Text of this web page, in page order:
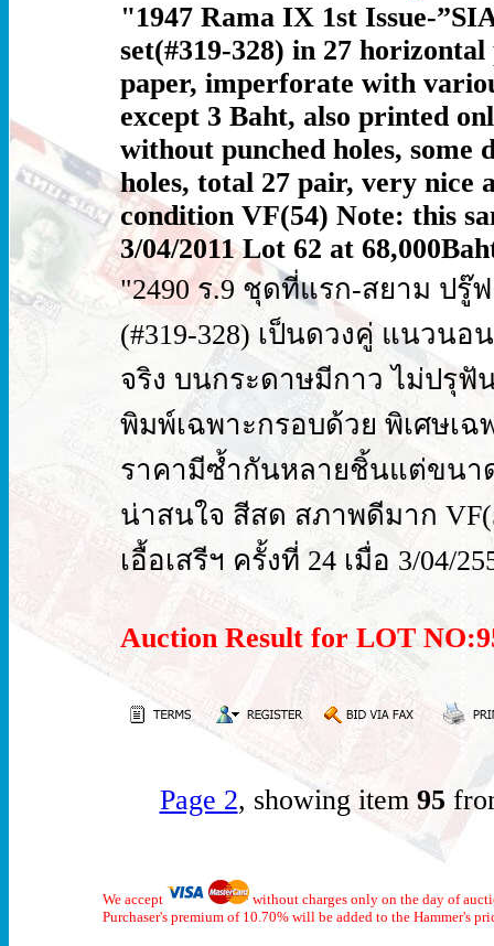
"1947 Rama IX 1st Issue-
set(#319-328) in 27
paper, imperforate with
except 3 Baht, also printed
without punched holes, some
holes, total 27 pair, very
condition VF(54) Note: this
3/04/2011 Lot 62 at
"2490 ร.9 ชุดที่แรก-สยาม ปรู๊
(#319-328) เป็นดวงคู่ แนวน
จริง บนกระดาษมีกาว ไม่ปรุฟั
พิมพ์เฉพาะกรอบด้วย พิเศษเฉ
ราคามีซ้ำกันหลายชิ้นแต่ขนา
น่าสนใจ สีสด สภาพดีมาก
เอื้อเสรีฯ ครั้งที่ 24 เมื่อ 3/04/
Auction Result for LOT
Page 2, showing item 95
We accept
without charges only on the day of
Purchaser's premium of 10.70% will be added to the Hammer's